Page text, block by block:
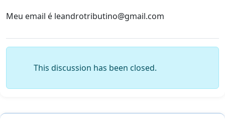
Meu email é leandrotributino@gmail.com
This discussion has been closed.